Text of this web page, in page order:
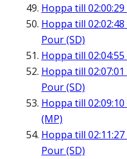
Hoppa till 02:00:29
Hoppa till 02:02:48
Pour (SD)
Hoppa till 02:04:55
Hoppa till 02:07:01
Pour (SD)
Hoppa till 02:09:10
(MP)
Hoppa till 02:11:27
Pour (SD)